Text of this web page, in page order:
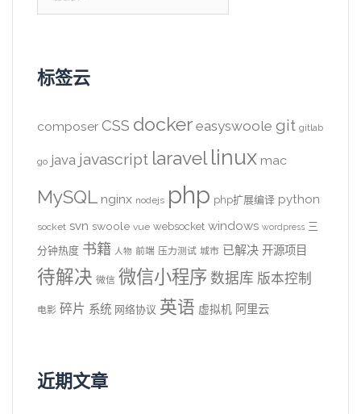
索：
标签云
composer CSS docker easyswoole git gitlab
go java javascript laravel linux mac
MySQL nginx nodejs php php扩展编译 python
socket svn swoole vue websocket windows wordpress 三
分钟热度 书籍 人物 前端 压力测试 城市 已解决 开源项目
待解决 微信 微信小程序 数据库 版本控制
电影 碎片 系统 网络协议 英语 虚拟机 阿里云
近期文章